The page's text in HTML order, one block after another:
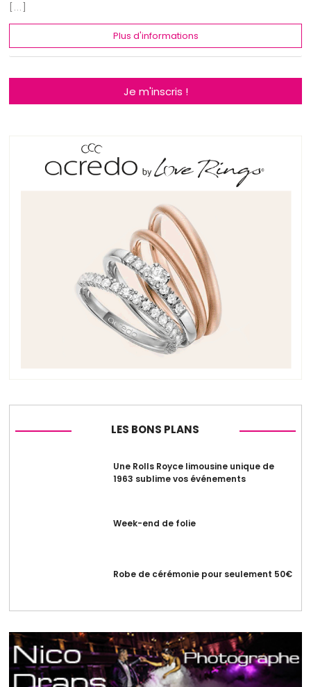
[...]
Plus d'informations
Je m'inscris !
LES BONS PLANS
Une Rolls Royce limousine unique de
1963 sublime vos événements
Week-end de folie
Robe de cérémonie pour seulement 50€